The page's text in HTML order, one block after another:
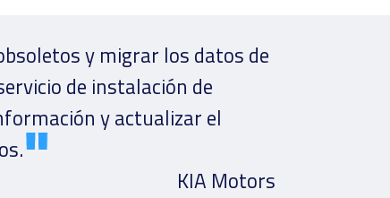
y migrar los datos de
de instalación de
y actualizar el
KIA Motors